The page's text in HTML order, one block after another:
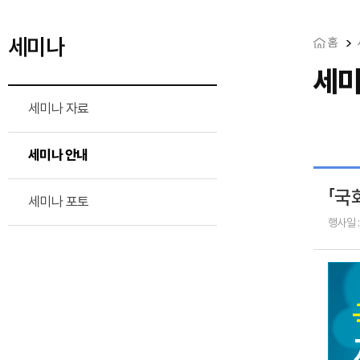
세미나
세미나 자료
세미나 안내
세미나 포토
홈
세
「
행사일 :